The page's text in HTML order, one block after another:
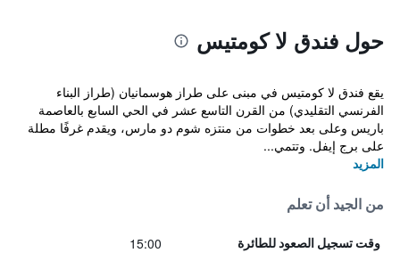
حول فندق لا كومتيس
يقع فندق لا كومتيس في مبنى على طراز هوسمانيان (طراز البناء
الفرنسي التقليدي) من القرن التاسع عشر في الحي السابع بالعاصمة
باريس وعلى بعد خطوات من منتزه شوم دو مارس، ويقدم غرفًا مطلة
على برج إيفل. وتتمي...
المزيد
من الجيد أن تعلم
وقت تسجيل الصعود للطائرة 15:00